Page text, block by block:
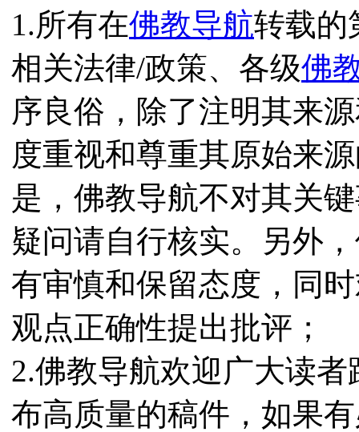
1.所有在佛教导航转载的
相关法律/政策、各级佛
序良俗，除了注明其来
度重视和尊重其原始来
是，佛教导航不对其关
疑问请自行核实。另外
有审慎和保留态度，同
观点正确性提出批评；
2.佛教导航欢迎广大读
布高质量的稿件，如果